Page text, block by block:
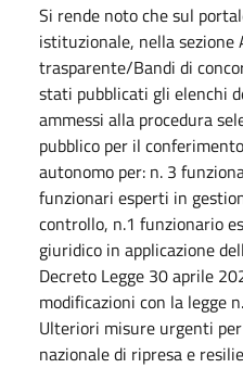
Si rende noto che sul
istituzionale, nella sezione
trasparente/Bandi di
stati pubblicati gli elenchi
ammessi alla procedura
pubblico per il
autonomo per: n. 3
funzionari esperti in
controllo, n.1 funzionario
giuridico in applicazione
Decreto Legge 30 aprile
modificazioni con la legge
Ulteriori misure urgenti
nazionale di ripresa e